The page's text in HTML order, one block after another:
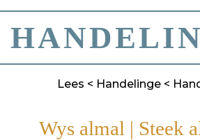
Lees < Handelinge <
Wys almal | Steek